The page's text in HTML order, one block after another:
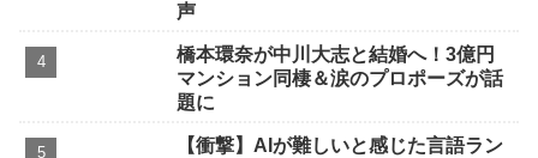
声
橋本環奈が中川大志と結婚へ！3億円
マンション同棲＆涙のプロポーズが話
題に
【衝撃】AIが難しいと感じた言語ラン